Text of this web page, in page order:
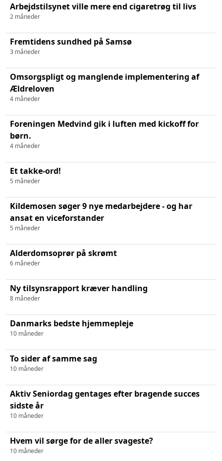
Arbejdstilsynet ville mere end cigaretrøg til livs
2 måneder
Fremtidens sundhed på Samsø
3 måneder
Omsorgspligt og manglende implementering af
Ældreloven
4 måneder
Foreningen Medvind gik i luften med kickoff for
børn.
4 måneder
Et takke-ord!
5 måneder
Kildemosen søger 9 nye medarbejdere - og har
ansat en viceforstander
5 måneder
Alderdomsoprør på skrømt
6 måneder
Ny tilsynsrapport kræver handling
8 måneder
Danmarks bedste hjemmepleje
10 måneder
To sider af samme sag
10 måneder
Aktiv Seniordag gentages efter bragende succes
sidste år
10 måneder
Hvem vil sørge for de aller svageste?
10 måneder